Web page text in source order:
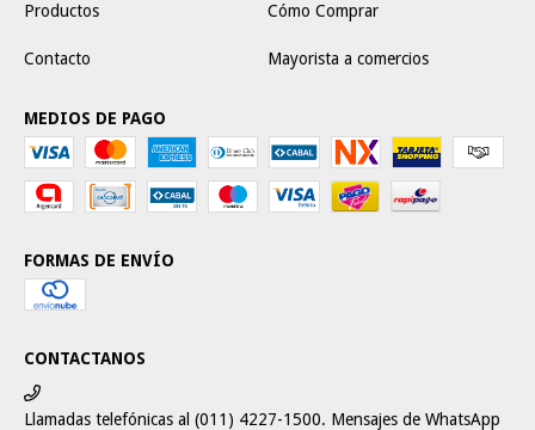
Productos Cómo Comprar
Contacto Mayorista a comercios
MEDIOS DE PAGO
FORMAS DE ENVÍO
CONTACTANOS
Llamadas telefónicas al (011) 4227-1500. Mensajes de WhatsApp